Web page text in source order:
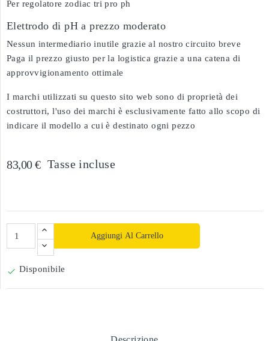
Per regolatore zodiac tri pro ph
Elettrodo di pH a prezzo moderato
Nessun intermediario inutile grazie al nostro circuito breve
Paga il prezzo giusto per la logistica grazie a una catena di
approvvigionamento ottimale
I marchi utilizzati su questo sito web sono di proprietà dei
costruttori, l'uso dei marchi è esclusivamente fatto allo scopo di
indicare il modello a cui è destinato ogni pezzo
83,00 € Tasse incluse
Aggiungi Al Carrello
 Disponibile